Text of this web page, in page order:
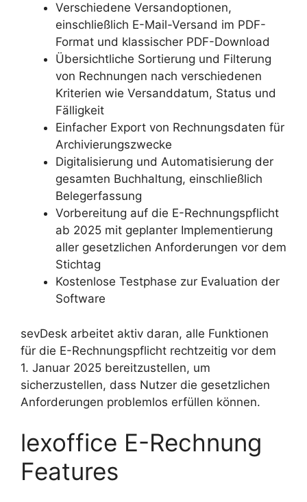
Verschiedene Versandoptionen,
einschließlich E-Mail-Versand im PDF-
Format und klassischer PDF-Download
Übersichtliche Sortierung und Filterung
von Rechnungen nach verschiedenen
Kriterien wie Versanddatum, Status und
Fälligkeit
Einfacher Export von Rechnungsdaten für
Archivierungszwecke
Digitalisierung und Automatisierung der
gesamten Buchhaltung, einschließlich
Belegerfassung
Vorbereitung auf die E-Rechnungspflicht
ab 2025 mit geplanter Implementierung
aller gesetzlichen Anforderungen vor dem
Stichtag
Kostenlose Testphase zur Evaluation der
Software
sevDesk arbeitet aktiv daran, alle Funktionen
für die E-Rechnungspflicht rechtzeitig vor dem
1. Januar 2025 bereitzustellen, um
sicherzustellen, dass Nutzer die gesetzlichen
Anforderungen problemlos erfüllen können.
lexoffice E-Rechnung
Features